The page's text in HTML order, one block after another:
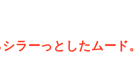
ラーっとしたムード。